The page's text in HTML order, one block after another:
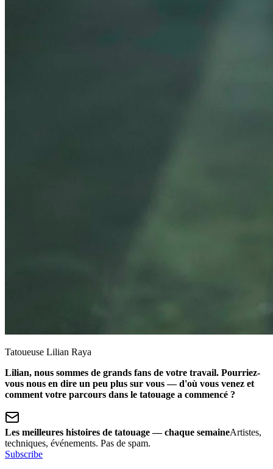
Tatoueuse Lilian Raya
Lilian, nous sommes de grands fans de votre travail. Pourriez-
vous nous en dire un peu plus sur vous — d'où vous venez et
comment votre parcours dans le tatouage a commencé ?
Les meilleures histoires de tatouage — chaque semaineArtistes,
techniques, événements. Pas de spam.
Subscribe